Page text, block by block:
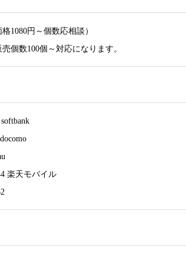
1080円～個数応相談）
個数100個～対応になります。
楽天モバイル